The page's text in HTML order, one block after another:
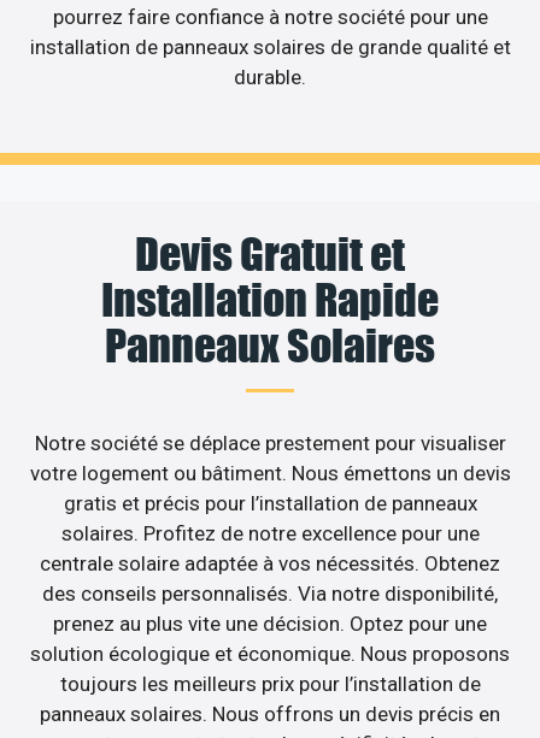
pourrez faire confiance à notre société pour une
installation de panneaux solaires de grande qualité et
durable.
Devis Gratuit et
Installation Rapide
Panneaux Solaires
Notre société se déplace prestement pour visualiser
votre logement ou bâtiment. Nous émettons un devis
gratis et précis pour l’installation de panneaux
solaires. Profitez de notre excellence pour une
centrale solaire adaptée à vos nécessités. Obtenez
des conseils personnalisés. Via notre disponibilité,
prenez au plus vite une décision. Optez pour une
solution écologique et économique. Nous proposons
toujours les meilleurs prix pour l’installation de
panneaux solaires. Nous offrons un devis précis en